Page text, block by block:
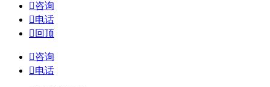
咨询
电话
 回顶
咨询
电话